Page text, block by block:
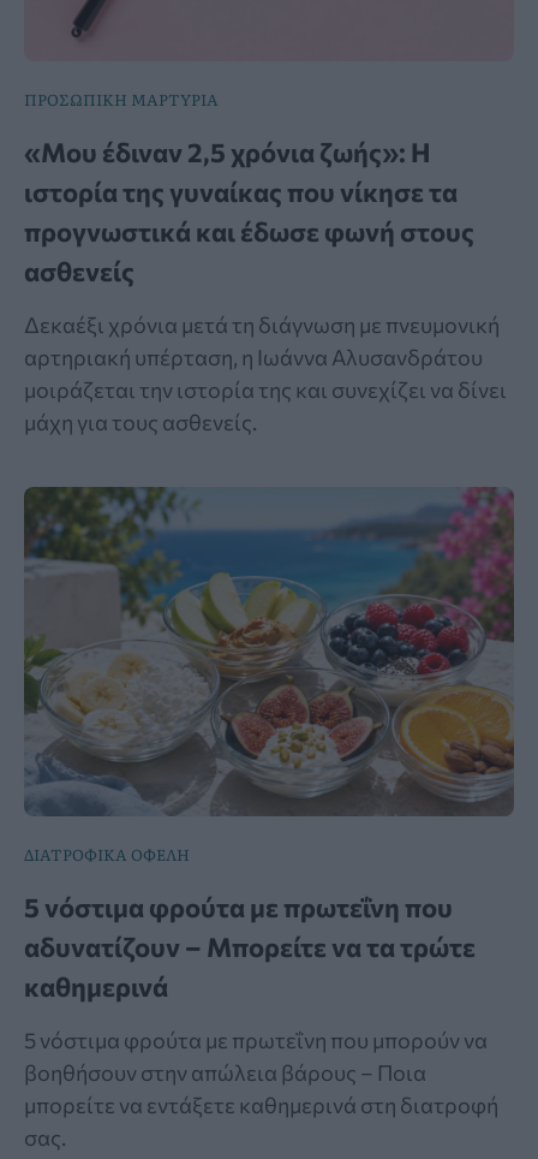
ΠΡΟΣΩΠΙΚΗ ΜΑΡΤΥΡΙΑ
«Μου έδιναν 2,5 χρόνια ζωής»: Η
ιστορία της γυναίκας που νίκησε τα
προγνωστικά και έδωσε φωνή στους
ασθενείς
Δεκαέξι χρόνια μετά τη διάγνωση με πνευμονική
αρτηριακή υπέρταση, η Ιωάννα Αλυσανδράτου
μοιράζεται την ιστορία της και συνεχίζει να δίνει
μάχη για τους ασθενείς.
ΔΙΑΤΡΟΦΙΚΑ ΟΦΕΛΗ
5 νόστιμα φρούτα με πρωτεΐνη που
αδυνατίζουν – Μπορείτε να τα τρώτε
καθημερινά
5 νόστιμα φρούτα με πρωτεΐνη που μπορούν να
βοηθήσουν στην απώλεια βάρους – Ποια
μπορείτε να εντάξετε καθημερινά στη διατροφή
σας.